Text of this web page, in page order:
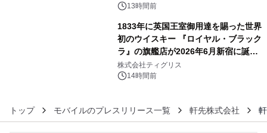
ぐっと豊かに
13時間前
1833年に英国王室御用達を賜った世界
初のウイスキー 『ロイヤル・ブラック
ラ』の旗艦店が2026年6月新宿に誕
生 バカルディ ジャパンと連携した
没入型バー「BAR Arca」
株式会社ティグリス
14時間前
トップ モバイルのプレスリリース一覧 軒先株式会社